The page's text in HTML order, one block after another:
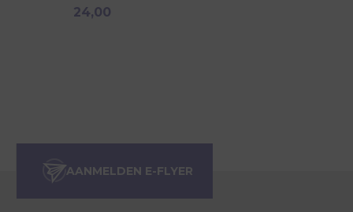
24,00